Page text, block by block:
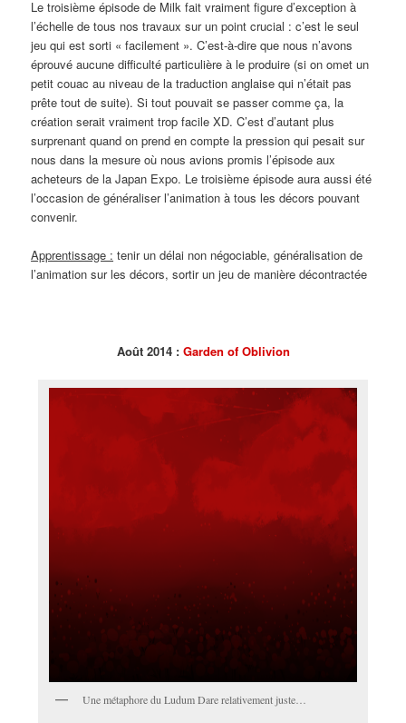
Le troisième épisode de Milk fait vraiment figure d’exception à
l’échelle de tous nos travaux sur un point crucial : c’est le seul
jeu qui est sorti « facilement ». C’est-à-dire que nous n’avons
éprouvé aucune difficulté particulière à le produire (si on omet un
petit couac au niveau de la traduction anglaise qui n’était pas
prête tout de suite). Si tout pouvait se passer comme ça, la
création serait vraiment trop facile XD. C’est d’autant plus
surprenant quand on prend en compte la pression qui pesait sur
nous dans la mesure où nous avions promis l’épisode aux
acheteurs de la Japan Expo. Le troisième épisode aura aussi été
l’occasion de généraliser l’animation à tous les décors pouvant
convenir.
Apprentissage : tenir un délai non négociable, généralisation de
l’animation sur les décors, sortir un jeu de manière décontractée
Août 2014 : Garden of Oblivion
Une métaphore du Ludum Dare relativement juste…